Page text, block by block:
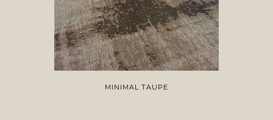
MINIMAL TAUPE